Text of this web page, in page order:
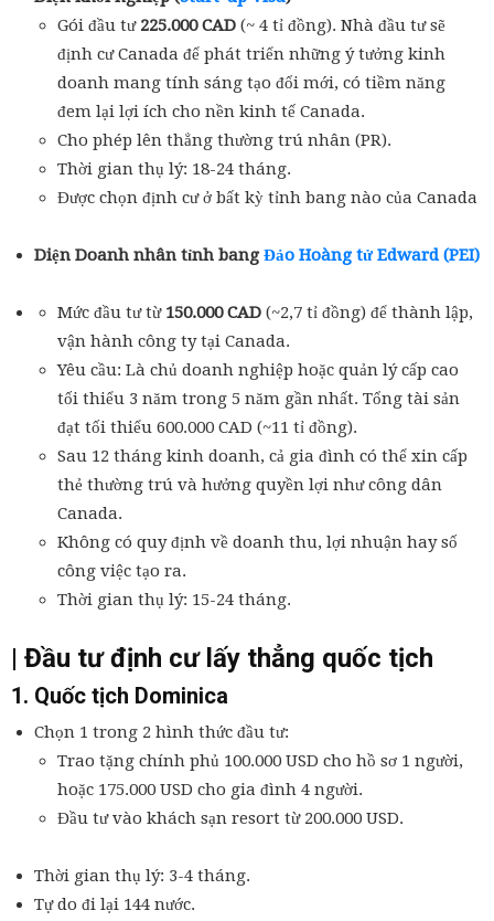
Gói đầu tư 225.000 CAD (~ 4 tỉ đồng). Nhà đầu tư sẽ
định cư Canada để phát triển những ý tưởng kinh
doanh mang tính sáng tạo đổi mới, có tiềm năng
đem lại lợi ích cho nền kinh tế Canada.
Cho phép lên thẳng thường trú nhân (PR).
Thời gian thụ lý: 18-24 tháng.
Được chọn định cư ở bất kỳ tỉnh bang nào của Canada
Diện Doanh nhân tỉnh bangĐảo Hoàng tử Edward (PEI)
Mức đầu tư từ150.000 CAD (~2,7 tỉ đồng) để thành lập,
vận hành công ty tại Canada.
Yêu cầu: Là chủ doanh nghiệp hoặc quản lý cấp cao
tối thiểu 3 năm trong 5 năm gần nhất. Tổng tài sản
đạt tối thiểu 600.000 CAD (~11 tỉ đồng).
Sau 12 tháng kinh doanh, cả gia đình có thể xin cấp
thẻ thường trú và hưởng quyền lợi như công dân
Canada.
Không có quy định về doanh thu, lợi nhuận hay số
công việc tạo ra.
Thời gian thụ lý: 15-24 tháng.
| Đầu tư định cư lấy thẳng quốc tịch
1. Quốc tịch Dominica
Chọn 1 trong 2 hình thức đầu tư:
Trao tặng chính phủ 100.000 USD cho hồ sơ 1 người,
hoặc 175.000 USD cho gia đình 4 người.
Đầu tư vào khách sạn resort từ 200.000 USD.
Thời gian thụ lý: 3-4 tháng.
Tự do đi lại 144 nước.